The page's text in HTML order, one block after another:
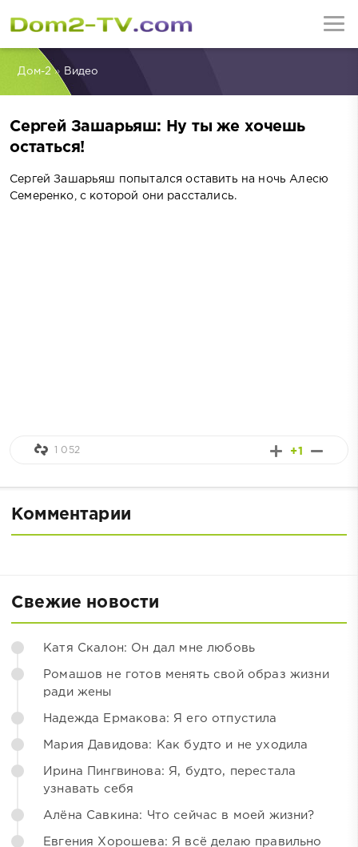
Дом-2» Видео
Сергей Зашарьяш: Ну ты же хочешь
остаться!
Сергей Зашарьяш попытался оставить на ночь Алесю
Семеренко, с которой они расстались.
+1
1 052
Комментарии
Свежие новости
Катя Скалон: Он дал мне любовь
Ромашов не готов менять свой образ жизни
ради жены
Надежда Ермакова: Я его отпустила
Мария Давидова: Как будто и не уходила
Ирина Пингвинова: Я, будто, перестала
узнавать себя
Алёна Савкина: Что сейчас в моей жизни?
Евгения Хорошева: Я всё делаю правильно